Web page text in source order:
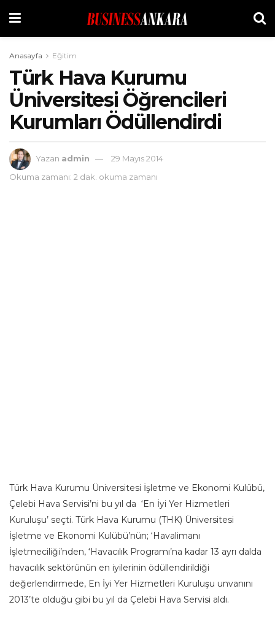
Anasayfa Eğitim
Türk Hava Kurumu
Üniversitesi Öğrencileri
Kurumları Ödüllendirdi
Yazan admin
29 Mayıs 2014
Okuma zamanı: 2 dak. okuma zamanı
Türk Hava Kurumu Üniversitesi İşletme ve Ekonomi Kulübü,
Çelebi Hava Servisi’ni bu yıl da ‘En İyi Yer Hizmetleri
Kuruluşu’ seçti. Türk Hava Kurumu (THK) Üniversitesi
İşletme ve Ekonomi Kulübü’nün; ‘Havalimanı
İşletmeciliği’nden, ‘Havacılık Programı’na kadar 13 ayrı dalda
havacılık sektörünün en iyilerinin ödüllendirildiği
değerlendirmede, En İyi Yer Hizmetleri Kuruluşu unvanını
2013’te olduğu gibi bu yıl da Çelebi Hava Servisi aldı.